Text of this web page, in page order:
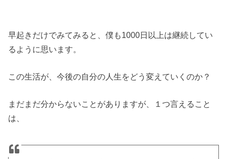
早起きだけでみてみると、僕も1000日以上は継続してい
るように思います。
この生活が、今後の自分の人生をどう変えていくのか？
まだまだ分からないことがありますが、１つ言えること
は、